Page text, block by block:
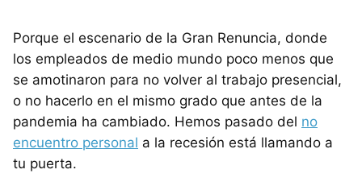
Porque el escenario de la Gran Renuncia, donde
los empleados de medio mundo poco menos que
se amotinaron para no volver al trabajo presencial,
o no hacerlo en el mismo grado que antes de la
pandemia ha cambiado. Hemos pasado del no
encuentro personal a la recesión está llamando a
tu puerta.